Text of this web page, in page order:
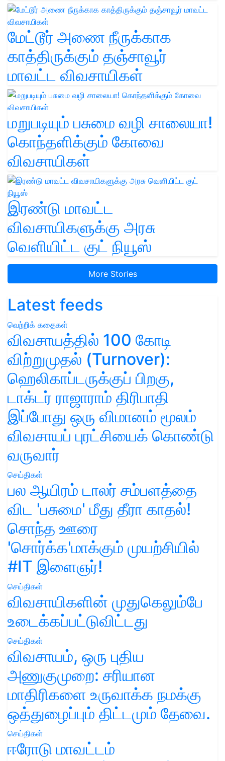
மேட்டூர் அணை நீருக்காக
காத்திருக்கும் தஞ்சாவூர்
மாவட்ட விவசாயிகள்
மறுபடியும் பசுமை வழி சாலையா!
கொந்தளிக்கும் கோவை
விவசாயிகள்
இரண்டு மாவட்ட
விவசாயிகளுக்கு அரசு
வெளியிட்ட குட் நியூஸ்
More Stories
Latest feeds
வெற்றிக் கதைகள்
விவசாயத்தில் 100 கோடி
விற்றுமுதல் (Turnover):
ஹெலிகாப்டருக்குப் பிறகு,
டாக்டர் ராஜாராம் திரிபாதி
இப்போது ஒரு விமானம் மூலம்
விவசாயப் புரட்சியைக் கொண்டு
வருவார்
செய்திகள்
பல ஆயிரம் டாலர் சம்பளத்தை
விட 'பசுமை' மீது தீரா காதல்!
சொந்த ஊரை
'சொர்க்க'மாக்கும் முயற்சியில்
#IT இளைஞர்!
செய்திகள்
விவசாயிகளின் முதுகெலும்பே
உடைக்கப்பட்டுவிட்டது
செய்திகள்
விவசாயம், ஒரு புதிய
அணுகுமுறை: சரியான
மாதிரிகளை உருவாக்க நமக்கு
ஒத்துழைப்பும் திட்டமும் தேவை.
செய்திகள்
ஈரோடு மாவட்டம்